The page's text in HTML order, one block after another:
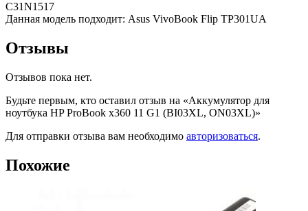
C31N1517
Данная модель подходит: Asus VivoBook Flip TP301UA
Отзывы
Отзывов пока нет.
Будьте первым, кто оставил отзыв на «Аккумулятор для
ноутбука HP ProBook x360 11 G1 (BI03XL, ON03XL)»
Для отправки отзыва вам необходимо авторизоваться.
Похожие